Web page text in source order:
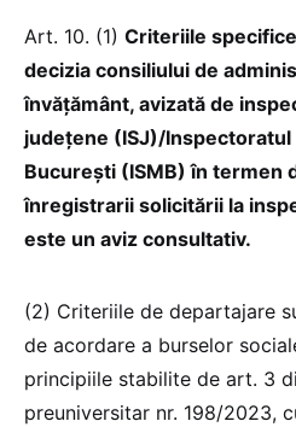
Art. 10. (1) Criteriile
decizia consiliului de
învățământ, avizată de
județene (ISJ)/Inspectoratul
București (ISMB) în termen
înregistrarii solicitării la
este un aviz consultativ.
(2) Criteriile de departajare
de acordare a burselor
principiile stabilite de art. 3
preuniversitar nr. 198/2023,